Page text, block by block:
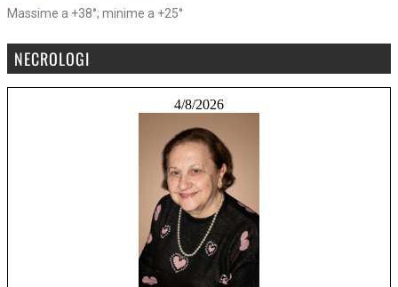
Massime a +38°; minime a +25°
NECROLOGI
4/8/2026